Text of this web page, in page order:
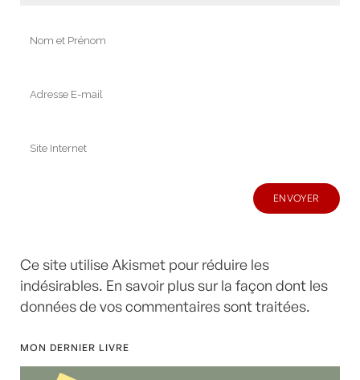
Ce site utilise Akismet pour réduire les
indésirables. En savoir plus sur la façon dont les
données de vos commentaires sont traitées.
MON DERNIER LIVRE